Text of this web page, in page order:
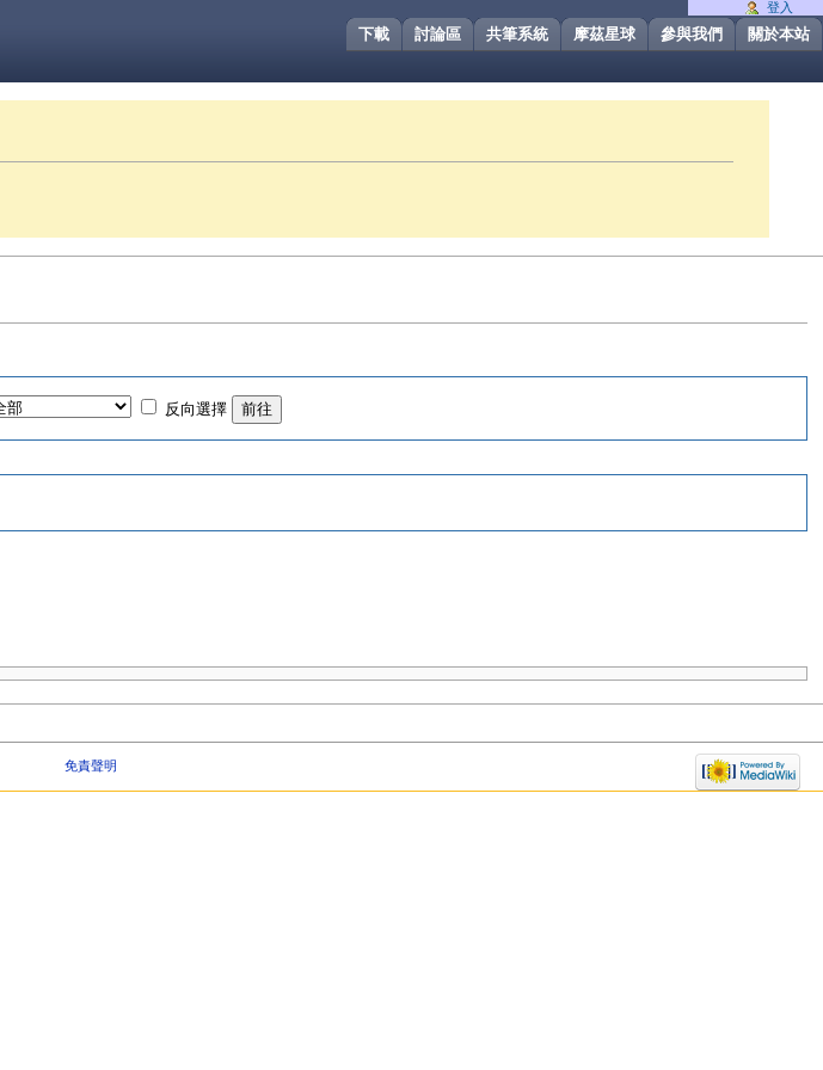
關於本站
參與我們
摩茲星球
共筆系統
討論區
下載
反向選擇
登入
免責聲明